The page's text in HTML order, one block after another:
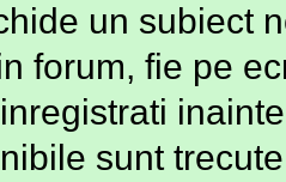
un subiect
forum, fie pe
sunt